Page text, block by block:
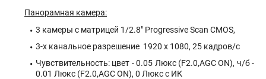
Панорамная камера:
3 камеры с матрицей 1/2.8" Progressive Scan CMOS,
3-х канальное разрешение 1920 х 1080, 25 кадров/с
Чувствительность: цвет - 0.05 Люкс (F2.0,AGC ON), ч/б -
0.01 Люкс (F2.0,AGC ON), 0 Люкс с ИК